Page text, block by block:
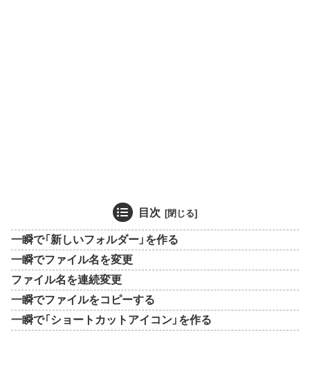
目次
一瞬で「新しいフォルダー」を作る
一瞬でファイル名を変更
ファイル名を連続変更
一瞬でファイルをコピーする
一瞬で「ショートカットアイコン」を作る